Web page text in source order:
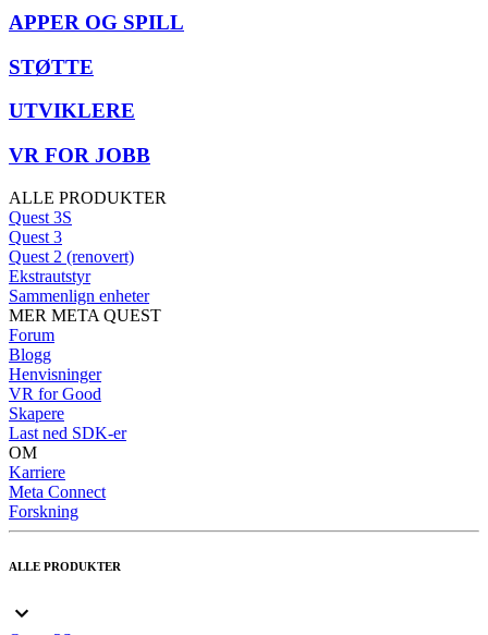
APPER OG SPILL
STØTTE
UTVIKLERE
VR FOR JOBB
ALLE PRODUKTER
Quest 3S
Quest 3
Quest 2 (renovert)
Ekstrautstyr
Sammenlign enheter
MER META QUEST
Forum
Blogg
Henvisninger
VR for Good
Skapere
Last ned SDK-er
OM
Karriere
Meta Connect
Forskning
ALLE PRODUKTER